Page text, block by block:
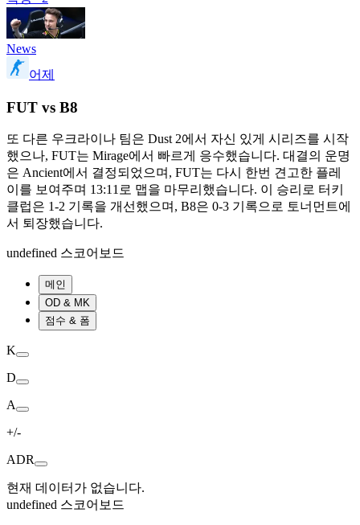
News
어제
FUT vs B8
또 다른 우크라이나 팀은 Dust 2에서 자신 있게 시리즈를 시작
했으나, FUT는 Mirage에서 빠르게 응수했습니다. 대결의 운명
은 Ancient에서 결정되었으며, FUT는 다시 한번 견고한 플레
이를 보여주며 13:11로 맵을 마무리했습니다. 이 승리로 터키
클럽은 1-2 기록을 개선했으며, B8은 0-3 기록으로 토너먼트에
서 퇴장했습니다.
undefined 스코어보드
메인
OD & MK
점수 & 폼
K
D
A
+/-
ADR
현재 데이터가 없습니다.
undefined 스코어보드